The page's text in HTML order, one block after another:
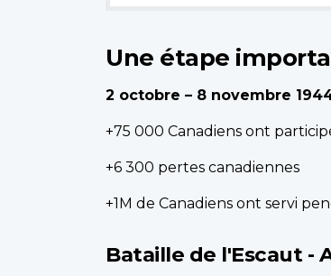
Une étape
2 octobre – 8 novembre
+75 000 Canadiens ont
+6 300 pertes canadiennes
+1M de Canadiens ont servi
Bataille de l'Escaut -